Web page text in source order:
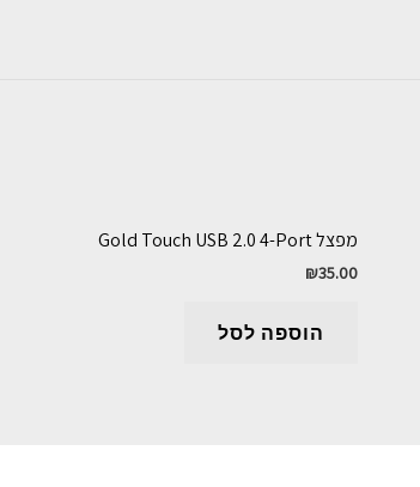
מפצל Gold Touch USB 2.0 4-Port
₪35.00
הוספה לסל